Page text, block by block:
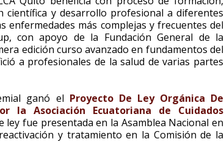
científica y desarrollo profesional a diferentes
enfermedades más complejas y frecuentes del
con apoyo de la Fundación General de la
edición curso avanzado en fundamentos del
a profesionales de la salud de varias partes
ganó el Proyecto De Ley Orgánica De
la Asociación Ecuatoriana de Cuidados
ley fue presentada en la Asamblea Nacional en
y tratamiento en la Comisión de la